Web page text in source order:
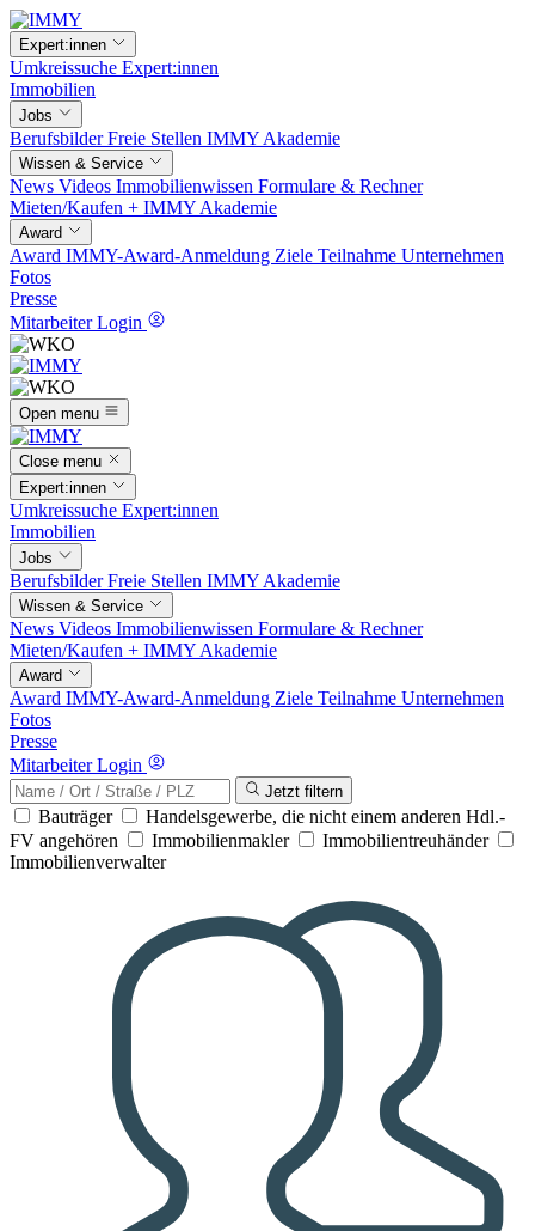
Expert:innen
Umkreissuche Expert:innen
Immobilien
Jobs
BerufsbilderFreie Stellen IMMY Akademie
Wissen & Service
News Videos Immobilienwissen Formulare & Rechner
Mieten/Kaufen + IMMY Akademie
Award
Award IMMY-Award-Anmeldung Ziele Teilnahme Unternehmen
Fotos
Presse
Mitarbeiter Login
Open menu
Close menu
Expert:innen
Umkreissuche Expert:innen
Immobilien
Jobs
BerufsbilderFreie Stellen IMMY Akademie
Wissen & Service
News Videos Immobilienwissen Formulare & Rechner
Mieten/Kaufen + IMMY Akademie
Award
Award IMMY-Award-Anmeldung Ziele Teilnahme Unternehmen
Fotos
Presse
Mitarbeiter Login
Jetzt filtern
Bauträger
Handelsgewerbe, die nicht einem anderen Hdl.-
FV angehören
Immobilienmakler
Immobilientreuhänder
Immobilienverwalter